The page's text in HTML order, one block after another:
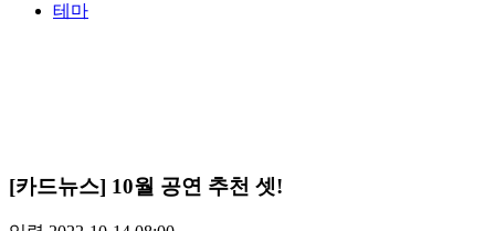
테마
[카드뉴스] 10월 공연 추천 셋!